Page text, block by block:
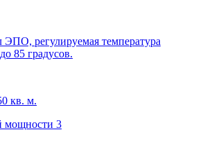
ЭПО, регулируемая температура
85 градусов.
кв. м.
мощности 3